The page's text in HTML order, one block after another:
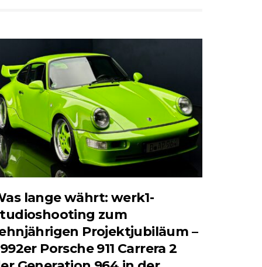
lange währt: werk1-
zum
Projektjubiläum –
Porsche 911 Carrera 2